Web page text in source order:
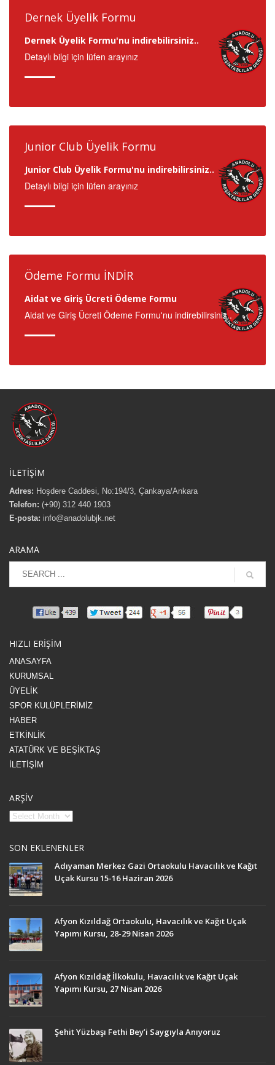
Dernek Üyelik Formu
Dernek Üyelik Formu'nu indirebilirsiniz..
Detaylı bilgi için lüfen arayınız
Junior Club Üyelik Formu
Junior Club Üyelik Formu'nu indirebilirsiniz..
Detaylı bilgi için lüfen arayınız
Ödeme Formu İNDİR
Aidat ve Giriş Ücreti Ödeme Formu
Aidat ve Giriş Ücreti Ödeme Formu'nu indirebilirsiniz..
İLETİŞİM
Adres: Hoşdere Caddesi, No:194/3, Çankaya/Ankara
Telefon: (+90) 312 440 1903
E-posta: info@anadolubjk.net
ARAMA
HIZLI ERİŞİM
ANASAYFA
KURUMSAL
ÜYELİK
SPOR KULÜPLERİMİZ
HABER
ETKİNLİK
ATATÜRK VE BEŞİKTAŞ
İLETİŞİM
ARŞİV
SON EKLENENLER
Adıyaman Merkez Gazi Ortaokulu Havacılık ve Kağıt
Uçak Kursu 15-16 Haziran 2026
Afyon Kızıldağ Ortaokulu, Havacılık ve Kağıt Uçak
Yapımı Kursu, 28-29 Nisan 2026
Afyon Kızıldağ İlkokulu, Havacılık ve Kağıt Uçak
Yapımı Kursu, 27 Nisan 2026
Şehit Yüzbaşı Fethi Bey’i Saygıyla Anıyoruz